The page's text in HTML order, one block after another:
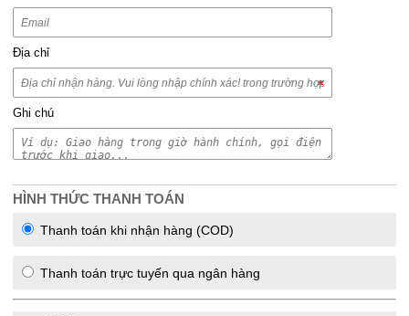
Địa chỉ
Ghi chú
HÌNH THỨC THANH TOÁN
Thanh toán khi nhận hàng (COD)
Thanh toán trực tuyến qua ngân hàng